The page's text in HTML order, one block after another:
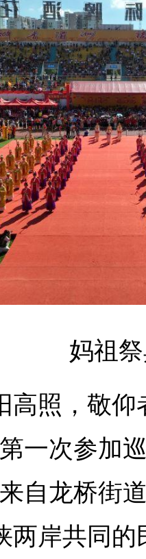
妈祖
高照，敬
一次参加
自龙桥街
两岸共同